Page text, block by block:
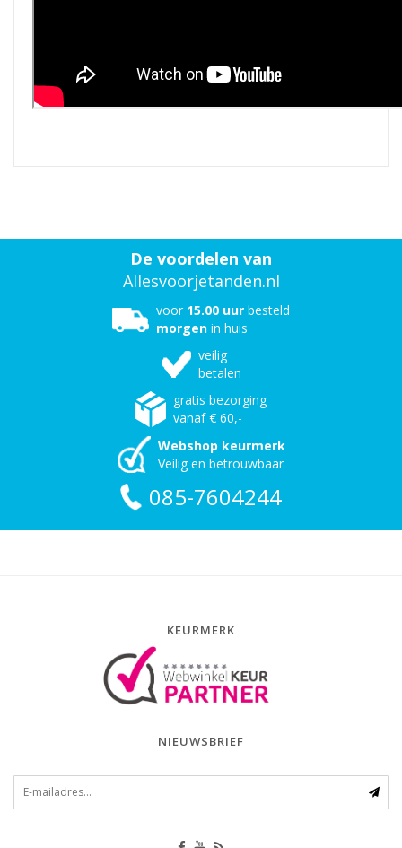
De voordelen van
Allesvoorjetanden.nl
voor 15.00 uur besteld
morgen in huis
veilig
betalen
gratis bezorging
vanaf € 60,-
Webshop keurmerk
Veilig en betrouwbaar
085-7604244
KEURMERK
NIEUWSBRIEF